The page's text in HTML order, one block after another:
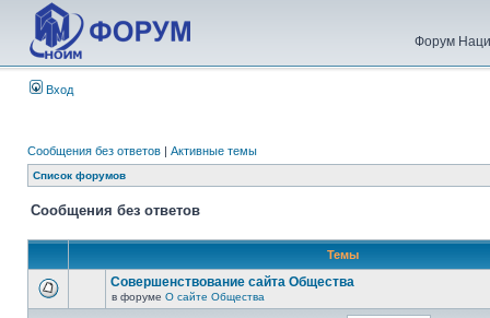
Форум
Вход
Сообщения без ответов | Активные темы
Список форумов
Сообщения без ответов
Темы
Совершенствование сайта Общества
в форуме О сайте Общества